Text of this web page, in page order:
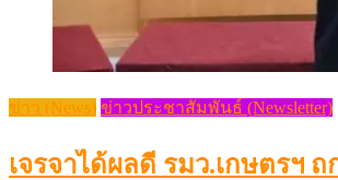
ข่าว (News) ข่าวประชาสัมพันธ์ (Newsletter)
เจรจาได้ผลดี รมว.เกษตรฯ ถ